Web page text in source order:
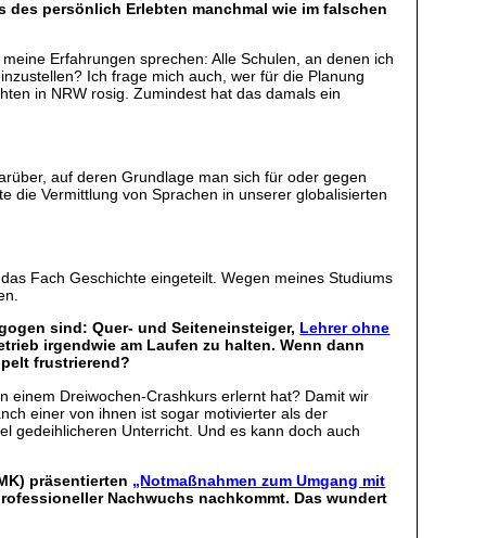
persönlich Erlebten manchmal wie im falschen
Erfahrungen sprechen: Alle Schulen, an denen ich
Ich frage mich auch, wer für die Planung
in NRW rosig. Zumindest hat das damals ein
auf deren Grundlage man sich für oder gegen
die Vermittlung von Sprachen in unserer globalisierten
Fach Geschichte eingeteilt. Wegen meines Studiums
sind: Quer- und Seiteneinsteiger, Lehrer ohne
irgendwie am Laufen zu halten. Wenn dann
frustrierend?
einem Dreiwochen-Crashkurs erlernt hat? Damit wir
einer von ihnen ist sogar motivierter als der
gedeihlicheren Unterricht. Und es kann doch auch
präsentierten „Notmaßnahmen zum Umgang mit
Nachwuchs nachkommt. Das wundert